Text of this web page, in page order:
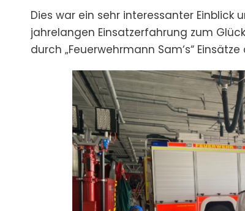
Dies war ein sehr interessanter Einblick
jahrelangen Einsatzerfahrung zum
durch „Feuerwehrmann Sam‘s“